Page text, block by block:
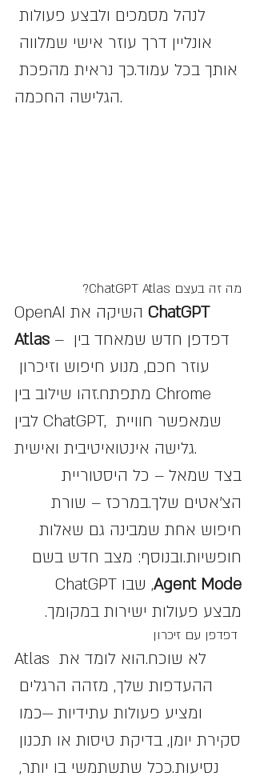
לנהל מסמכים ולבצע פעולות
אונליין דרך עוזר אישי שמלווה
אותך בכל עמוד.כך נראית מהפכת
הגלישה החכמה.
מה זה בעצם ChatGPT Atlas?
ChatGPT
Atlas – דפדפן חדש שמאחד בין
עוזר חכם, מנוע חיפוש וזיכרון
מתפתח.זהו שילוב בין Chrome
לבין ChatGPT, שמאפשר חוויית
גלישה אינטואיטיבית ואישית.
בצד שמאל – כל היסטוריית
הצ’אטים שלך.במרכז – שורת
חיפוש אחת שמבינה גם שאלות
חופשיות.ובנוסף: מצב חדש בשם
Agent Mode
מבצע פעולות ישירות במקומך.
Atlas לא שוכח.הוא לומד את
ההעדפות שלך, מזהה הרגלים
ומציע פעולות עתידיות —כמו
סקירת יומן, בדיקת טיסות או תכנון
נסיעות.ככל שתשתמשי בו יותר,